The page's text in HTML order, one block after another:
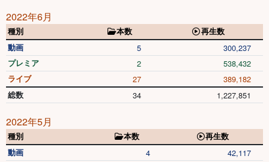
2022年6月
種別 本数
再生数
動画
5 300,237
プレミア 2 538,432
ライブ 27 389,182
総数 34 1,227,851
2022年5月
種別 本数
再生数
動画
4 42,117